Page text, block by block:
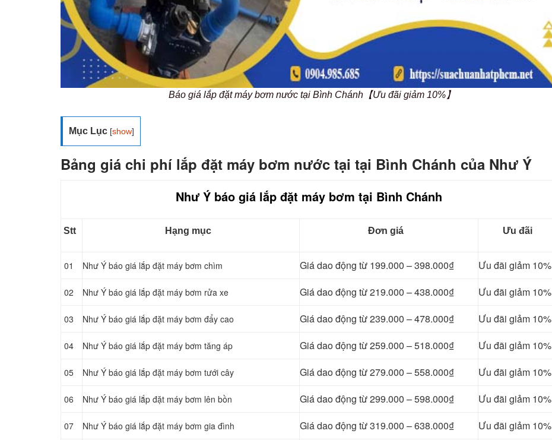
Báo giá lắp đặt máy bơm nước tại Bình Chánh【Ưu đãi giảm 10%】
Mục Lục [show]
Bảng giá chi phí lắp đặt máy bơm nước tại tại Bình Chánh của Như Ý
Như Ý báo giá lắp đặt máy bơm tại Bình Chánh
Stt Hạng mục Đơn giá Ưu đãi
01 Như Ý báo giá lắp đặt máy bơm chìm Giá dao động từ 199.000 – 398.000₫ Ưu đãi giảm 10%
02 Như Ý báo giá lắp đặt máy bơm rửa xe Giá dao động từ 219.000 – 438.000₫ Ưu đãi giảm 10%
03 Như Ý báo giá lắp đặt máy bơm đẩy cao Giá dao động từ 239.000 – 478.000₫ Ưu đãi giảm 10%
04 Như Ý báo giá lắp đặt máy bơm tăng áp Giá dao động từ 259.000 – 518.000₫ Ưu đãi giảm 10%
05 Như Ý báo giá lắp đặt máy bơm tưới cây Giá dao động từ 279.000 – 558.000₫ Ưu đãi giảm 10%
06 Như Ý báo giá lắp đặt máy bơm lên bồn Giá dao động từ 299.000 – 598.000₫ Ưu đãi giảm 10%
07 Như Ý báo giá lắp đặt máy bơm gia đình Giá dao động từ 319.000 – 638.000₫ Ưu đãi giảm 10%